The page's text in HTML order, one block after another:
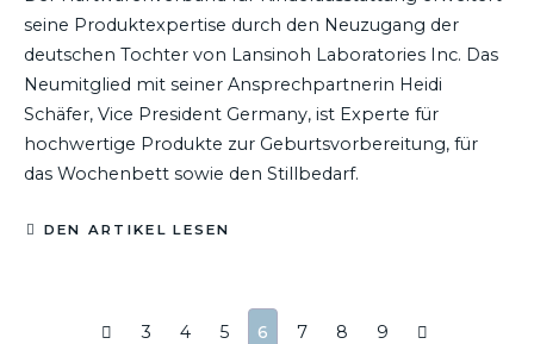
seine Produktexpertise durch den Neuzugang der
deutschen Tochter von Lansinoh Laboratories Inc. Das
Neumitglied mit seiner Ansprechpartnerin Heidi
Schäfer, Vice President Germany, ist Experte für
hochwertige Produkte zur Geburtsvorbereitung, für
das Wochenbett sowie den Stillbedarf.
DEN ARTIKEL LESEN
3 4 5 6 7 8 9